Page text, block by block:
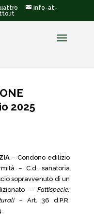
info-at-
2025
– Condono edilizio
– C.d. sanatoria
sopravvenuto di un
– Fattispecie:
– Art. 36 d.P.R.